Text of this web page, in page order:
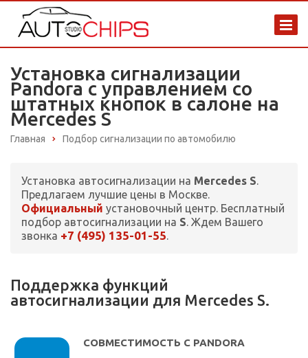
Установка сигнализации
Pandora с управлением со
штатных кнопок в салоне на
Mercedes S
Главная Подбор сигнализации по автомобилю
Установка автосигнализации на Mercedes S.
Предлагаем лучшие цены в Москве.
Официальный установочный центр. Бесплатный
подбор автосигнализации на S. Ждем Вашего
звонка +7 (495) 135-01-55.
Поддержка функций
автосигнализации для Mercedes S.
СОВМЕСТИМОСТЬ С PANDORA